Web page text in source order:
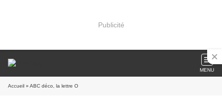
Publicité
MENU
Accueil » ABC déco, la lettre O